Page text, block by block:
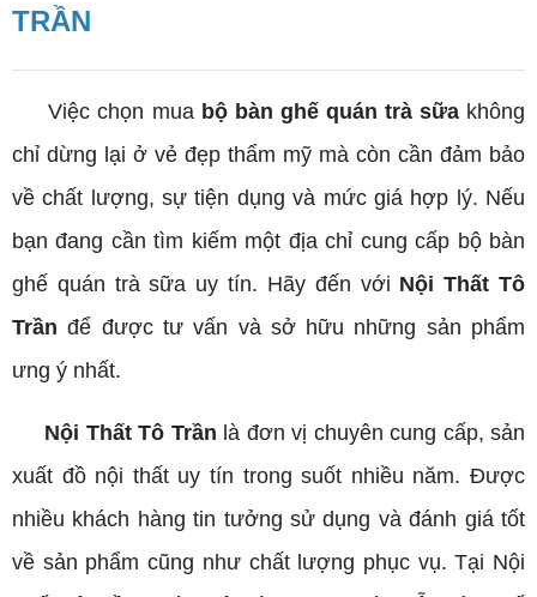
TRẦN
Việc chọn mua bộ bàn ghế quán trà sữakhông
chỉ dừng lại ở vẻ đẹp thẩm mỹ mà còn cần đảm bảo
về chất lượng, sự tiện dụng và mức giá hợp lý. Nếu
bạn đang cần tìm kiếm một địa chỉ cung cấp bộ bàn
ghế quán trà sữa uy tín. Hãy đến với Nội Thất Tô
Trần để được tư vấn và sở hữu những sản phẩm
ưng ý nhất.
Nội Thất Tô Trần là đơn vị chuyên cung cấp, sản
xuất đồ nội thất uy tín trong suốt nhiều năm. Được
nhiều khách hàng tin tưởng sử dụng và đánh giá tốt
về sản phẩm cũng như chất lượng phục vụ. Tại Nội